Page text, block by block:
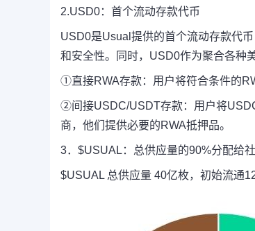
2.USD0：首个流动存款代币
USD0是Usual提供的首个流动存款代
和安全性。同时，USD0作为聚合各种
①直接RWA存款： 用户将符合条件的
②间接USDC/USDT存款： 用户将
商，他们提供必要的RWA抵押品。
3．$USUAL：总供应量的90%分配给
$USUAL 总供应量 40亿枚，初始流通